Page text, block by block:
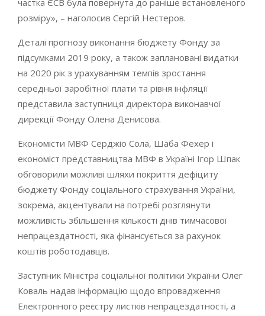
розміру», – наголосив Сергій Нестеров.
Деталі прогнозу виконання бюджету Фонду за
підсумками 2019 року, а також заплановані видатки
на 2020 рік з урахуванням темпів зростання
середньої заробітної плати та рівня інфляції
представила заступниця директора виконавчої
дирекції Фонду Олена Денисова.
Економісти МВФ Серджіо Сола, Шаба Фехер і
економіст представництва МВФ в Україні Ігор Шпак
обговорили можливі шляхи покриття дефіциту
бюджету Фонду соціального страхування України,
зокрема, акцентували на потребі розглянути
можливість збільшення кількості днів тимчасової
непрацездатності, яка фінансується за рахунок
коштів роботодавців.
Заступник Міністра соціальної політики України Олег
Коваль надав інформацію щодо впровадження
Електронного реєстру листків непрацездатності, а